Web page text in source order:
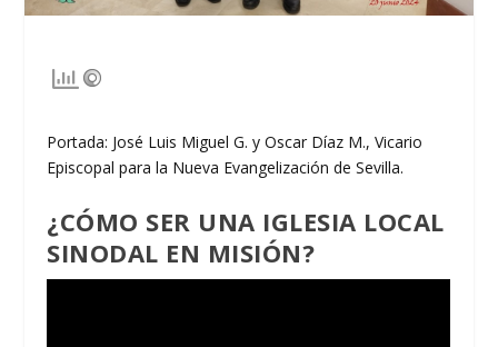
Portada: José Luis Miguel G. y Oscar Díaz M., Vicario
Episcopal para la Nueva Evangelización de Sevilla.
¿CÓMO SER UNA IGLESIA LOCAL
SINODAL EN MISIÓN?